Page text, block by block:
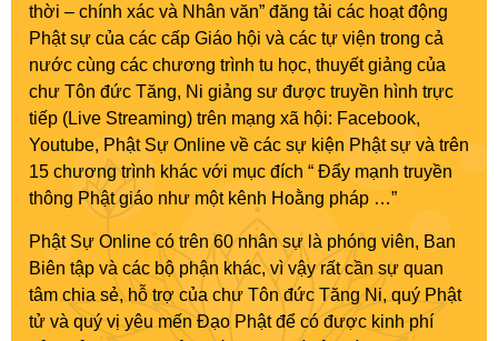
thời – chính xác và Nhân văn” đăng tải các hoạt động
Phật sự của các cấp Giáo hội và các tự viện trong cả
nước cùng các chương trình tu học, thuyết giảng của
chư Tôn đức Tăng, Ni giảng sư được truyền hình trực
tiếp (Live Streaming) trên mạng xã hội: Facebook,
Youtube, Phật Sự Online về các sự kiện Phật sự và trên
15 chương trình khác với mục đích “ Đẩy mạnh truyền
thông Phật giáo như một kênh Hoằng pháp …”
Phật Sự Online có trên 60 nhân sự là phóng viên, Ban
Biên tập và các bộ phận khác, vì vậy rất cần sự quan
tâm chia sẻ, hỗ trợ của chư Tôn đức Tăng Ni, quý Phật
tử và quý vị yêu mến Đạo Phật để có được kinh phí